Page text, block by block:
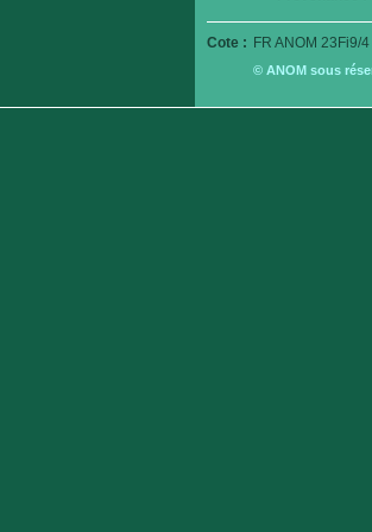
Cote : FR ANOM 23Fi9/4
© ANOM sous